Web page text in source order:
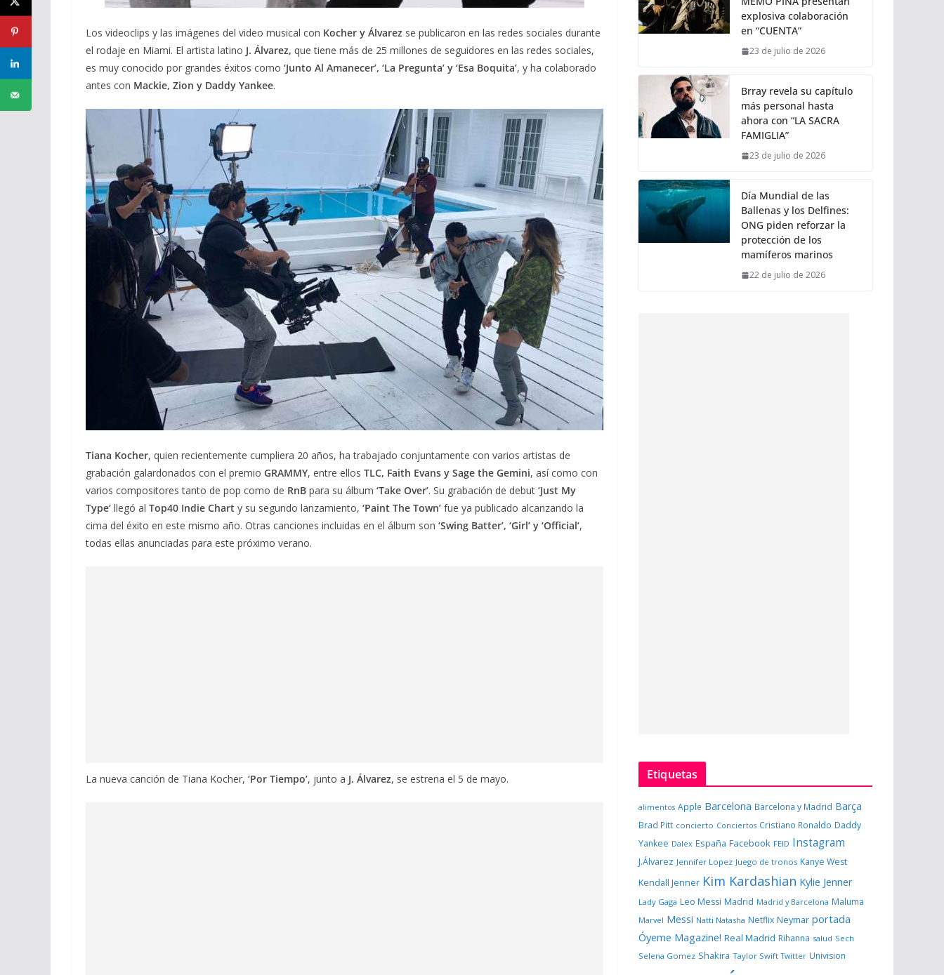
Los videoclips y las imágenes del video musical con Kocher y Álvarez se publicaron en las redes sociales durante
el rodaje en Miami. El artista latino J. Álvarez, que tiene más de 25 millones de seguidores en las redes sociales,
es muy conocido por grandes éxitos como ‘Junto Al Amanecer’, ‘La Pregunta’ y ‘Esa Boquita’, y ha colaborado
antes con Mackie, Zion y Daddy Yankee.
Tiana Kocher, quien recientemente cumpliera 20 años, ha trabajado conjuntamente con varios artistas de
grabación galardonados con el premio GRAMMY, entre ellos TLC, Faith Evans y Sage the Gemini, así como con
varios compositores tanto de pop como de RnB para su álbum ‘Take Over’. Su grabación de debut ‘Just My
Type’ llegó al Top40 Indie Chart y su segundo lanzamiento, ‘Paint The Town’ fue ya publicado alcanzando la
cima del éxito en este mismo año. Otras canciones incluidas en el álbum son ‘Swing Batter’, ‘Girl’ y ‘Official’,
todas ellas anunciadas para este próximo verano.
La nueva canción de Tiana Kocher, ‘Por Tiempo’, junto a J. Álvarez, se estrena el 5 de mayo.
explosiva colaboración
en “CUENTA”
23 de julio de 2026
Brray revela su capítulo
más personal hasta
ahora con “LA SACRA
FAMIGLIA”
23 de julio de 2026
Día Mundial de las
Ballenas y los Delfines:
ONG piden reforzar la
protección de los
mamíferos marinos
22 de julio de 2026
Etiquetas
alimentos Apple Barcelona Barcelona y Madrid Barça
Brad Pitt concierto Conciertos Cristiano Ronaldo Daddy
Yankee Dalex España Facebook FEID Instagram
J.Álvarez Jennifer Lopez Juego de tronos Kanye West
Kendall Jenner Kim Kardashian Kylie Jenner
Lady Gaga Leo Messi Madrid Madrid y Barcelona Maluma
Marvel Messi Natti Natasha Netflix Neymar portada
Óyeme Magazine! Real Madrid Rihanna salud Sech
Selena Gomez Shakira Taylor Swift Twitter Univision